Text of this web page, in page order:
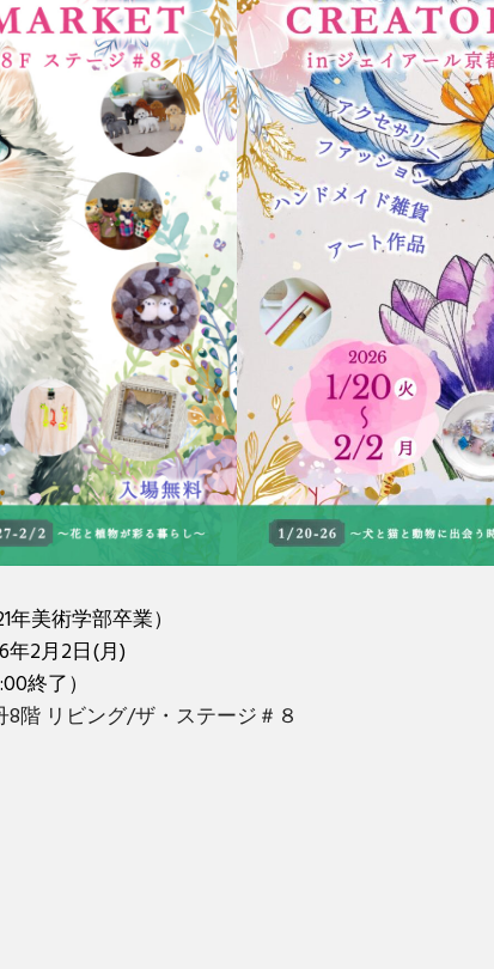
年美術学部卒業）
年2月2日(月)
終了）
階 リビング/ザ・ステージ＃８